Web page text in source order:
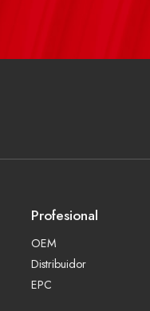
Profesional
OEM
Distribuidor
EPC